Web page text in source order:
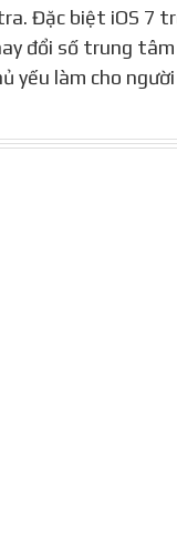
Đặc biệt iOS 7
đổi số trung
yếu làm cho